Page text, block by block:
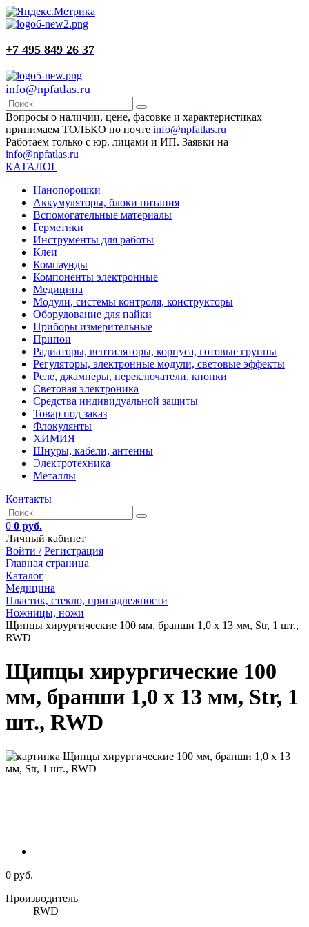
+7 495 849 26 37
info@npfatlas.ru
Вопросы о наличии, цене, фасовке и характеристиках
принимаем ТОЛЬКО по почте info@npfatlas.ru
Работаем только с юр. лицами и ИП. Заявки на
info@npfatlas.ru
КАТАЛОГ
Нанопорошки
Аккумуляторы, блоки питания
Вспомогательные материалы
Герметики
Инструменты для работы
Клеи
Компаунды
Компоненты электронные
Медицина
Модули, системы контроля, конструкторы
Оборудование для пайки
Приборы измерительные
Припои
Радиаторы, вентиляторы, корпуса, готовые группы
Регуляторы, электронные модули, световые эффекты
Реле, джамперы, переключатели, кнопки
Световая электроника
Средства индивидуальной защиты
Товар под заказ
Флокулянты
ХИМИЯ
Шнуры, кабели, антенны
Электротехника
Металлы
Контакты
0 0 руб.
Личный кабинет
Войти / Регистрация
Главная страница
Каталог
Медицина
Пластик, стекло, принадлежности
Ножницы, ножи
Щипцы хирургические 100 мм, бранши 1,0 х 13 мм, Str, 1 шт.,
RWD
Щипцы хирургические 100
мм, бранши 1,0 х 13 мм, Str, 1
шт., RWD
0 руб.
Производитель
RWD